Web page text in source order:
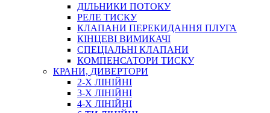
ПРУЖИННІ
НЕЙЛОНОВІ
ПРОРЕЗИНЕНІ
АВТОТОВАРИ
ДІЛЬНИКИ ПОТОКУ
РЕЛЕ ТИСКУ
КЛАПАНИ ПЕРЕКИДАННЯ ПЛУГА
КІНЦЕВІ ВИМИКАЧІ
СПЕЦІАЛЬНІ КЛАПАНИ
КОМПЕНСАТОРИ ТИСКУ
КРАНИ, ДИВЕРТОРИ
2-Х ЛІНІЙНІ
3-Х ЛІНІЙНІ
4-Х ЛІНІЙНІ